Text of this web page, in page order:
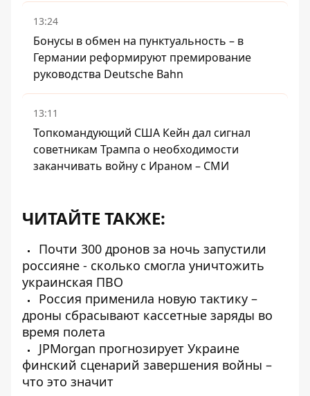
13:24
Бонусы в обмен на пунктуальность – в
Германии реформируют премирование
руководства Deutsche Bahn
13:11
Топкомандующий США Кейн дал сигнал
советникам Трампа о необходимости
заканчивать войну с Ираном – СМИ
ЧИТАЙТЕ ТАКЖЕ:
Почти 300 дронов за ночь запустили
россияне - сколько смогла уничтожить
украинская ПВО
Россия применила новую тактику –
дроны сбрасывают кассетные заряды во
время полета
JPMorgan прогнозирует Украине
финский сценарий завершения войны –
что это значит